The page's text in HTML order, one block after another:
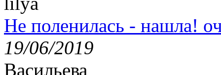
Не поленилась - нашла!
19/06/2019
Васильева